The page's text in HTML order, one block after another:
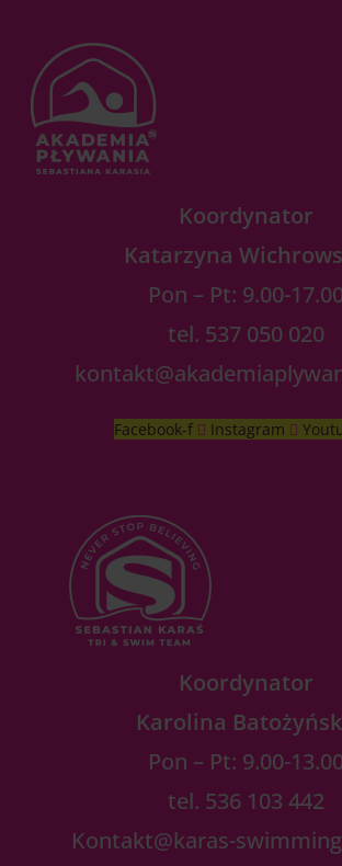
Koordynator
Katarzyna
Pon – Pt: 9.00-
tel. 537 050 020
Facebook-f Instagram
Koordynator
Karolina
Pon – Pt: 9.00-
tel. 536 103 442
Kontakt@karas-